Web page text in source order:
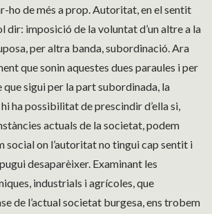
ho de més a prop. Autoritat, en el sentit
dir: imposició de la voluntat d’un altre a la
per altra banda, subordinació. Ara
que sonin aquestes dues paraules i per
sigui per la part subordinada, la
ha possibilitat de prescindir d’ella si,
actuals de la societat, podem
social on l’autoritat no tingui cap sentit i
desaparèixer. Examinant les
industrials i agrícoles, que
de l’actual societat burgesa, ens trobem